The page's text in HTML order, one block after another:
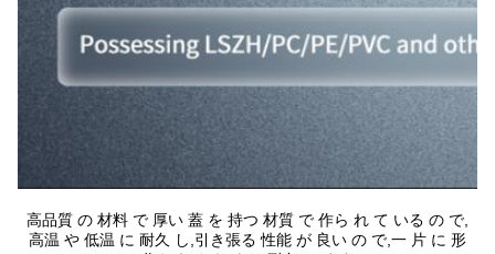
高品質 の 材料 で 厚い 蓋 を 持つ 材質 で 作ら れ て いる の で,
高温 や 低温 に 耐久 し,引き張る 性能 が 良い の で,一 片 に 形